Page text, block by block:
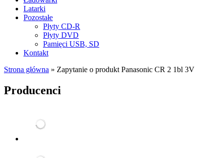
Latarki
Pozostałe
Płyty CD-R
Płyty DVD
Pamięci USB, SD
Kontakt
Strona główna » Zapytanie o produkt Panasonic CR 2 1bl 3V
Producenci